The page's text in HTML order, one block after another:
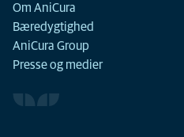
Om AniCura
Bæredygtighed
AniCura Group
Presse og medier